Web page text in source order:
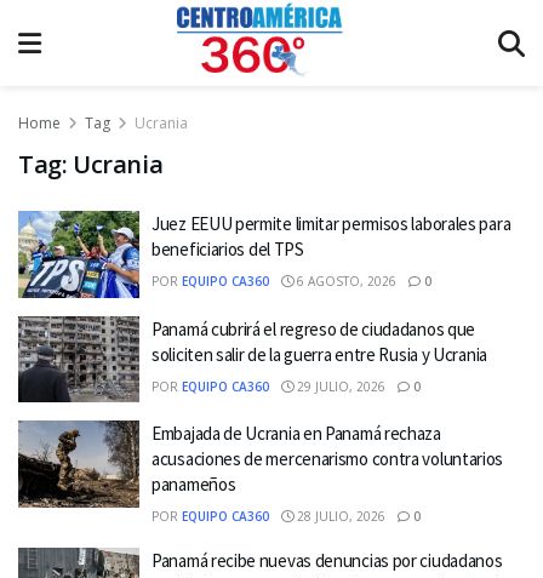
Home Tag Ucrania
Tag: Ucrania
Juez EEUU permite limitar permisos laborales para
beneficiarios del TPS
POR EQUIPO CA360 6 AGOSTO, 2026 0
Panamá cubrirá el regreso de ciudadanos que
soliciten salir de la guerra entre Rusia y Ucrania
POR EQUIPO CA360 29 JULIO, 2026 0
Embajada de Ucrania en Panamá rechaza
acusaciones de mercenarismo contra voluntarios
panameños
POR EQUIPO CA360 28 JULIO, 2026 0
Panamá recibe nuevas denuncias por ciudadanos